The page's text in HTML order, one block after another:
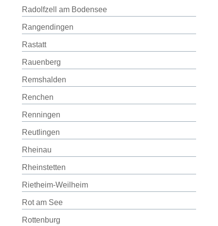
Radolfzell am Bodensee
Rangendingen
Rastatt
Rauenberg
Remshalden
Renchen
Renningen
Reutlingen
Rheinau
Rheinstetten
Rietheim-Weilheim
Rot am See
Rottenburg